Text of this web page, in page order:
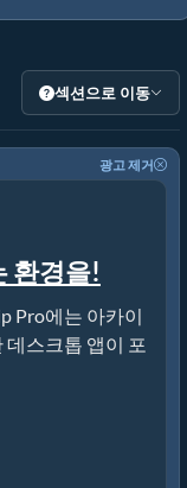
섹션으로 이동
광고 제거
환경을!
Pro에는 아카이
데스크톱 앱이 포